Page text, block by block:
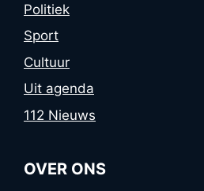
Politiek
Sport
Cultuur
Uit agenda
112 Nieuws
OVER ONS